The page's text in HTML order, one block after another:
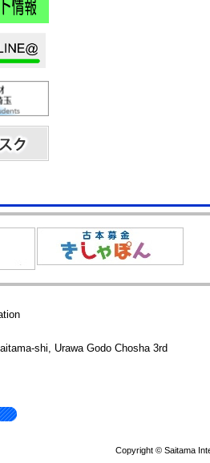
shi, Urawa Godo Chosha 3rd
Copyright © Saitama